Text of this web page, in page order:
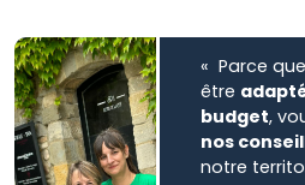
« Parce
être
budget,
nos
notre